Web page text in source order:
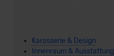
Karosserie & Design
Innenraum & Ausstattung